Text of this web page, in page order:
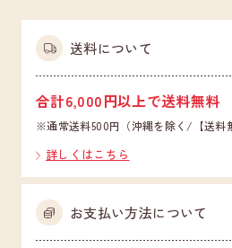
送料について
合計6,000円以上で送料無料
※通常送料500円（沖縄を除く/【送料
詳しくはこちら
お支払い方法について